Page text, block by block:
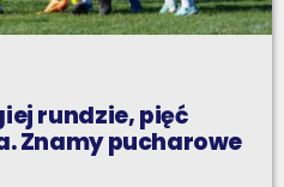
rundzie, pięć
Znamy pucharowe